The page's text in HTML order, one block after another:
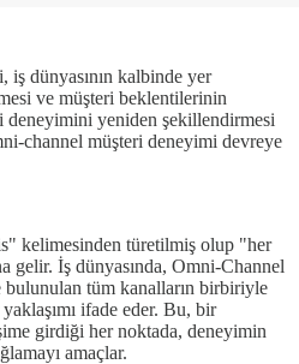
dünyasının kalbinde yer
ve müşteri beklentilerinin
deneyimini yeniden şekillendirmesi
channel müşteri deneyimi devreye
kelimesinden türetilmiş olup "her
gelir. İş dünyasında, Omni-Channel
tüm kanalların birbiriyle
ifade eder. Bu, bir
girdiği her noktada, deneyimin
amaçlar.